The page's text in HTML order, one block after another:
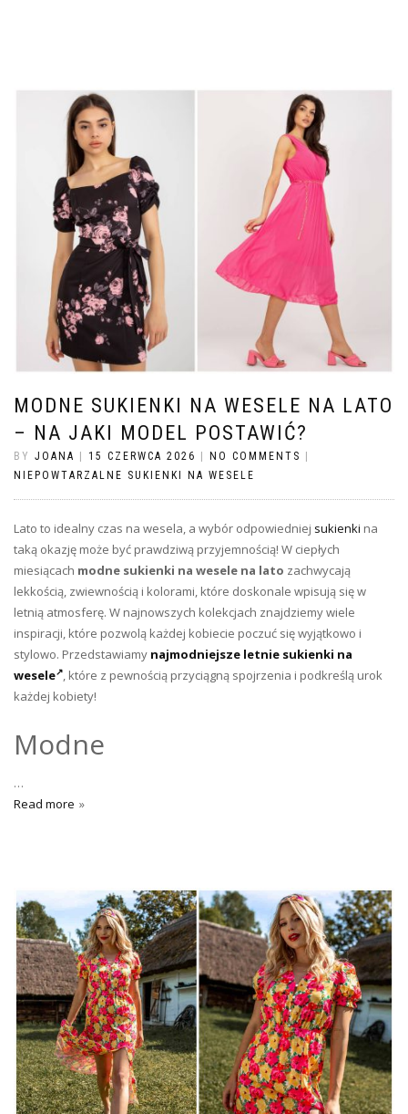
MODNE SUKIENKI NA WESELE NA LATO
– NA JAKI MODEL POSTAWIĆ?
BY JOANA | 15 CZERWCA 2026 | NO COMMENTS |
NIEPOWTARZALNE SUKIENKI NA WESELE
Lato to idealny czas na wesela, a wybór odpowiedniej sukienki na
taką okazję może być prawdziwą przyjemnością! W ciepłych
miesiącach modne sukienki na wesele na lato zachwycają
lekkością, zwiewnością i kolorami, które doskonale wpisują się w
letnią atmosferę. W najnowszych kolekcjach znajdziemy wiele
inspiracji, które pozwolą każdej kobiecie poczuć się wyjątkowo i
stylowo. Przedstawiamy najmodniejsze letnie sukienki na
wesele
, które z pewnością przyciągną spojrzenia i podkreślą urok
każdej kobiety!
Modne
…
Read more